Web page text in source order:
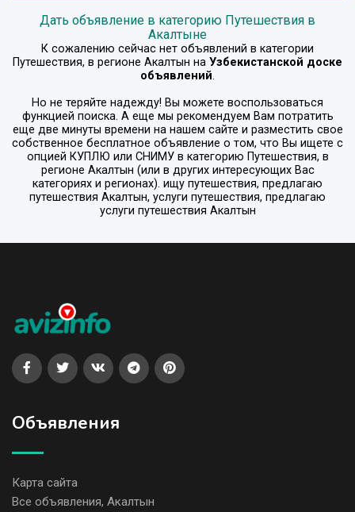
Дать объявление в категорию Путешествия в
Акалтыне
К сожалению сейчас нет объявлений в категории
Путешествия, в регионе Акалтын на Узбекистанской доске
объявлений.
Но не теряйте надежду! Вы можете воспользоваться
функцией поиска. А еще мы рекомендуем Вам потратить
еще две минуты времени на нашем сайте и разместить свое
собственное бесплатное объявление о том, что Вы ищете с
опцией КУПЛЮ или СНИМУв категорию Путешествия, в
регионе Акалтын (или в других интересующих Вас
категориях и регионах). ищу путешествия, предлагаю
путешествия Акалтын, услуги путешествия, предлагаю
услуги путешествия Акалтын
Объявления
Карта сайта
Все объявления, Акалтын